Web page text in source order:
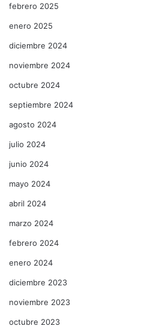
febrero 2025
enero 2025
diciembre 2024
noviembre 2024
octubre 2024
septiembre 2024
agosto 2024
julio 2024
junio 2024
mayo 2024
abril 2024
marzo 2024
febrero 2024
enero 2024
diciembre 2023
noviembre 2023
octubre 2023